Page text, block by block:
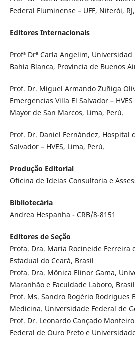
Federal Fluminense – UFF, Niterói,
Editores Internacionais
Profª Drª Carla Angelim,
Bahía Blanca, Província de Buenos
Prof. Dr. Miguel Armando Zuñiga
Emergencias Villa El Salvador –
Mayor de San Marcos, Lima, Perú.
Prof. Dr. Daniel Fernández, Hospital
Salvador – HVES, Lima, Perú.
Produção Editorial
Oficina de Ideias Consultoria e
Bibliotecária
Andrea Hespanha - CRB/8-8151
Editores de Seção
Profa. Dra. Maria Rocineide Ferreira
Estadual do Ceará, Brasil
Profa. Dra. Mônica Elinor Gama,
Maranhão e Faculdade Laboro,
Prof. Ms. Sandro Rogério Rodrigues
Medicina. Universidade Federal de
Prof. Dr. Leonardo Cançado
Federal de Ouro Preto e